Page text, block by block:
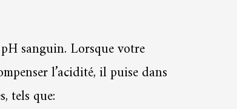
sanguin. Lorsque votre
l’acidité, il puise dans
tels que: